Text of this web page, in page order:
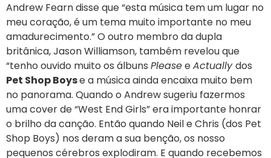
Andrew Fearn disse que “esta música tem um lugar no
meu coração, é um tema muito importante no meu
amadurecimento.” O outro membro da dupla
britânica, Jason Williamson, também revelou que
“tenho ouvido muito os álbuns PleaseeActuallydos
Pet Shop Boyse a música ainda encaixa muito bem
no panorama. Quando o Andrew sugeriu fazermos
uma cover de “West End Girls” era importante honrar
o brilho da canção. Então quando Neil e Chris (dos Pet
Shop Boys) nos deram a sua benção, os nosso
pequenos cérebros explodiram. E quando recebemos